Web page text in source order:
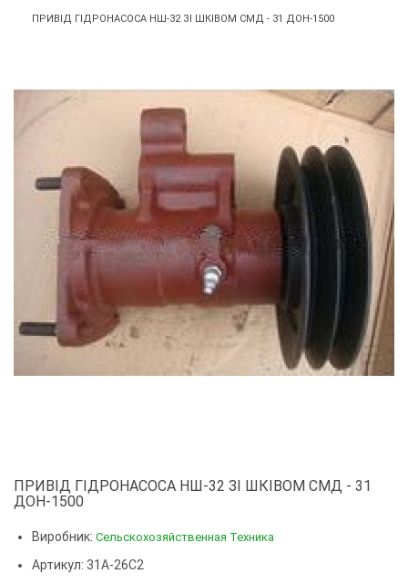
ПРИВІД ГІДРОНАСОСА НШ-32 ЗІ ШКІВОМ СМД - 31 ДОН-1500
ПРИВІД ГІДРОНАСОСА НШ-32 ЗІ ШКІВОМ СМД - 31
ДОН-1500
Виробник: Сельскохозяйственная Техника
Артикул: 31А-26С2